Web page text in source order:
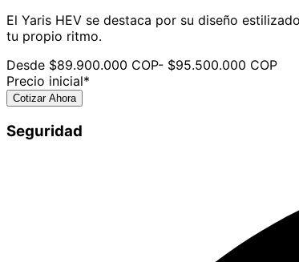
El Yaris HEV se destaca por su diseño
tu propio ritmo.
Desde $89.900.000 COP- $95.500.000 COP
Precio inicial*
Cotizar Ahora
Seguridad